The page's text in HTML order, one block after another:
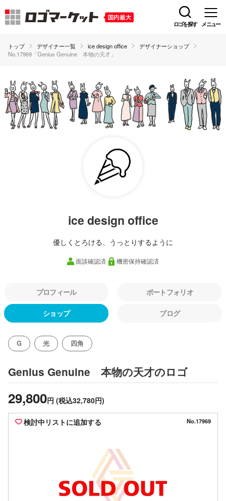
ロゴを探す メニュー
トップ デザイナー一覧 ice design office
デザイナーショップ
No.17969「Genius Genuine 本物の天才」
ice design office
優しくとろける、うっとりするように
面談確認済 機密保持確認済
プロフィール ポートフォリオ
ショップ ブログ
G 光 四角
Genius Genuine 本物の天才のロゴ
29,800円 (税込32,780円)
検討中リストに追加する No.17969